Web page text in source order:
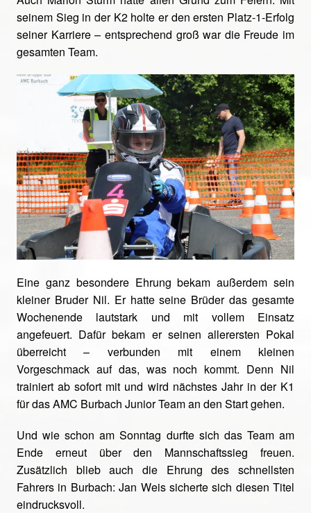
seinem Sieg in der K2 holte er den ersten Platz-1-Erfolg
seiner Karriere – entsprechend groß war die Freude im
gesamten Team.
Eine ganz besondere Ehrung bekam außerdem sein
kleiner Bruder Nil. Er hatte seine Brüder das gesamte
Wochenende lautstark und mit vollem Einsatz
angefeuert. Dafür bekam er seinen allerersten Pokal
überreicht – verbunden mit einem kleinen
Vorgeschmack auf das, was noch kommt. Denn Nil
trainiert ab sofort mit und wird nächstes Jahr in der K1
für das AMC Burbach Junior Team an den Start gehen.
Und wie schon am Sonntag durfte sich das Team am
Ende erneut über den Mannschaftssieg freuen.
Zusätzlich blieb auch die Ehrung des schnellsten
Fahrers in Burbach: Jan Weis sicherte sich diesen Titel
eindrucksvoll.